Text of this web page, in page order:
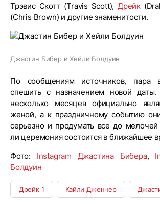
Трэвис Скотт (Travis Scott),Дрейк
(Chris Brown) и другие знаменитости.
Джастин Бибер и Хейли Болдуин
По сообщениям источников, пара
спешить с назначением новой
несколько месяцев официально
женой, а к праздничному событию
серьезно и продумать все до
ли церемония состоится в ближайшее
Фото: Instagram Джастина Бибера,
Болдуин
Дрейк_1 Кайли Дженнер